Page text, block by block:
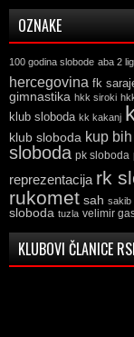
OZNAKE
100 godina slobode aba 2
hercegovina fk
gimnastika hkk siroki
klub sloboda kk kakanj
klub sloboda kup bih
sloboda pk sloboda
reprezentacija rk
rukomet sah sakib
sloboda tuzla velimir
KLUBOVI ČLANICE